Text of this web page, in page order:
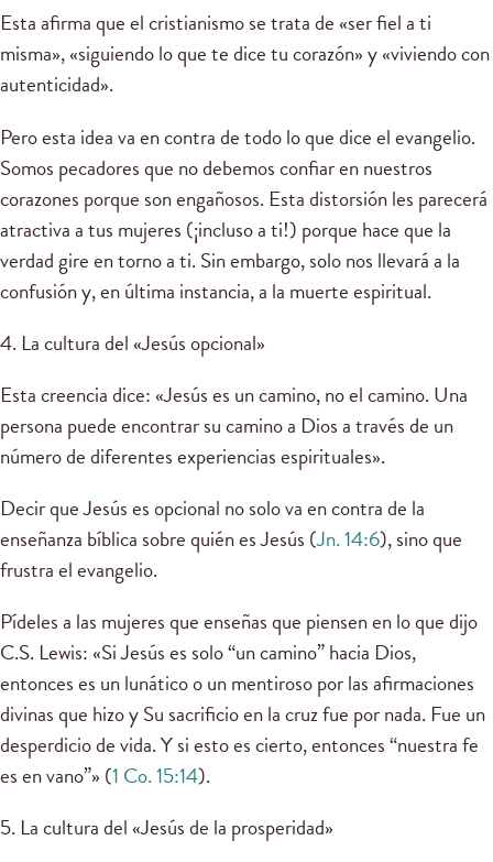
Esta afirma que el cristianismo se trata de «ser fiel a ti
misma», «siguiendo lo que te dice tu corazón» y «viviendo con
autenticidad».
Pero esta idea va en contra de todo lo que dice el evangelio.
Somos pecadores que no debemos confiar en nuestros
corazones porque son engañosos. Esta distorsión les parecerá
atractiva a tus mujeres (¡incluso a ti!) porque hace que la
verdad gire en torno a ti. Sin embargo, solo nos llevará a la
confusión y, en última instancia, a la muerte espiritual.
4. La cultura del «Jesús opcional»
Esta creencia dice: «Jesús es un camino, no el camino. Una
persona puede encontrar su camino a Dios a través de un
número de diferentes experiencias espirituales».
Decir que Jesús es opcional no solo va en contra de la
enseñanza bíblica sobre quién es Jesús (Jn. 14:6), sino que
frustra el evangelio.
Pídeles a las mujeres que enseñas que piensen en lo que dijo
C.S. Lewis: «Si Jesús es solo “un camino” hacia Dios,
entonces es un lunático o un mentiroso por las afirmaciones
divinas que hizo y Su sacrificio en la cruz fue por nada. Fue un
desperdicio de vida. Y si esto es cierto, entonces “nuestra fe
es en vano”» (1 Co. 15:14).
5. La cultura del «Jesús de la prosperidad»